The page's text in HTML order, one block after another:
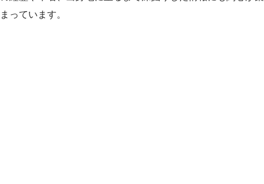
まっています。